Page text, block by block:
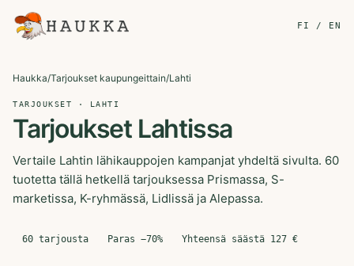
FI / EN
Haukka/Tarjoukset kaupungeittain/Lahti
TARJOUKSET · LAHTI
Tarjoukset Lahtissa
Vertaile Lahtin lähikauppojen kampanjat yhdeltä sivulta. 60
tuotetta tällä hetkellä tarjouksessa Prismassa, S-
marketissa, K-ryhmässä, Lidlissä ja Alepassa.
60 tarjousta Paras −70% Yhteensä säästä 127 €